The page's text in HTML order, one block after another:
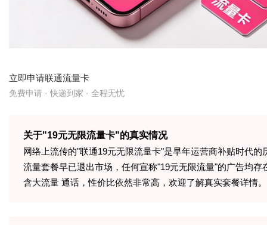
立即申请联通流量卡
免费申请 · 快递到家 · 全程无忧
关于"19元无限流量卡"的真实情况
网络上流传的"联通19元无限流量卡"是早年运营商补贴时代的
流量套餐早已退出市场，任何宣称"19元无限流量"的广告均
含大流量 通话，性价比依然非常高，欢迎了解真实套餐详情。